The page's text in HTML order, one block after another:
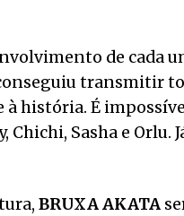
de cada
transmitir
à história. É
Sasha e Orlu.
BRUXA AKATA